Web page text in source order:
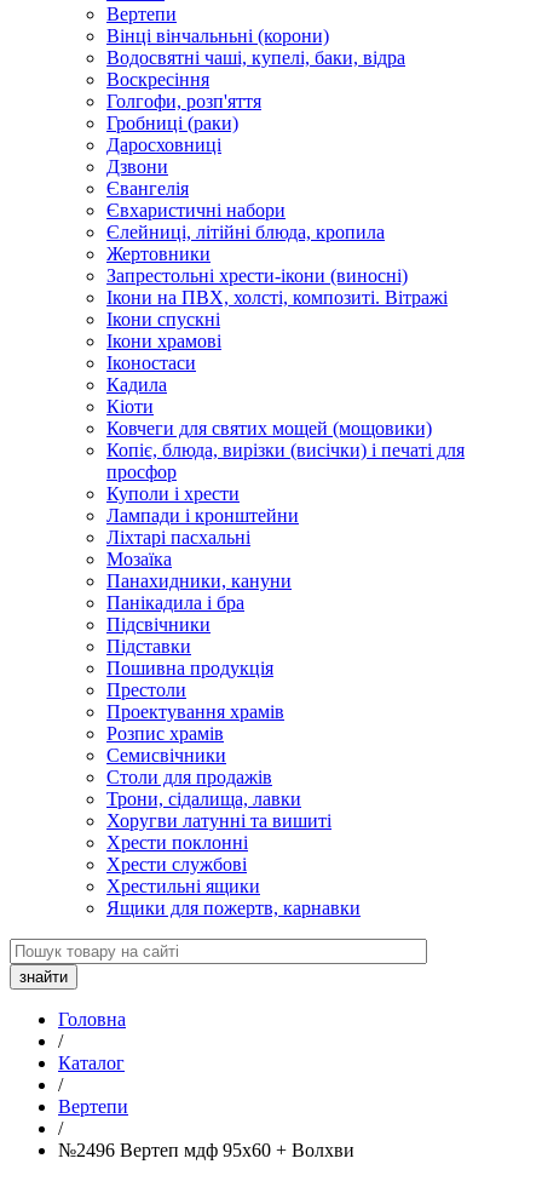
Вертепи
Вінці вінчальньні (корони)
Водосвятні чаші, купелі, баки, відра
Воскресіння
Голгофи, розп'яття
Гробниці (раки)
Даросховниці
Дзвони
Євангелія
Євхаристичні набори
Єлейниці, літійні блюда, кропила
Жертовники
Запрестольні хрести-ікони (виносні)
Ікони на ПВХ, холсті, композиті. Вітражі
Ікони спускні
Ікони храмові
Іконостаси
Кадила
Кіоти
Ковчеги для святих мощей (мощовики)
Копіє, блюда, вирізки (висічки) і печаті для
просфор
Куполи і хрести
Лампади і кронштейни
Ліхтарі пасхальні
Мозаїка
Панахидники, кануни
Панікадила і бра
Підсвічники
Підставки
Пошивна продукція
Престоли
Проектування храмів
Розпис храмів
Семисвічники
Столи для продажів
Трони, сідалища, лавки
Хоругви латунні та вишиті
Хрести поклонні
Хрести службові
Хрестильні ящики
Ящики для пожертв, карнавки
Головна
/
Каталог
/
Вертепи
/
№2496 Вертеп мдф 95х60 + Волхви